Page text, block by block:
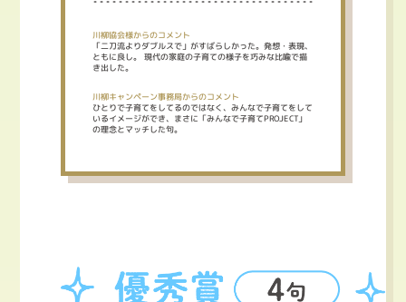
川柳協会様からのコメント
「二刀流よりダブルスで」がすばらしかった。発想・表現、
ともに良し。現代の家庭の子育ての様子を巧みな比喩で描
き出した。
川柳キャンペーン事務局からのコメント
ひとりで子育てをしてるのではなく、みんなで子育てをして
いるイメージができ、まさに「みんなで子育てPROJECT」
の理念とマッチした句。